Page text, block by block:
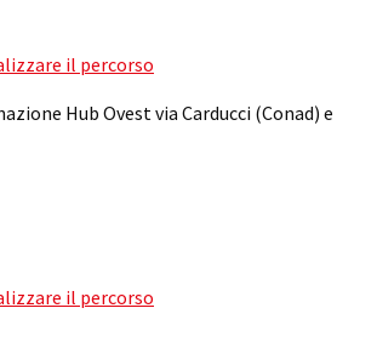
il percorso
Hub Ovest via Carducci (Conad) e
il percorso